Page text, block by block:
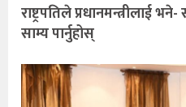
राष्ट्रपतिले प्रधानमन्त्रीलाई
साम्य पार्नुहोस्